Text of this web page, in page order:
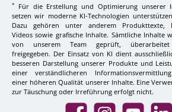
*
Für die Erstellung und Optimierung unserer
setzen wir moderne KI-Technologien
Dazu gehören unter anderem Produkttexte,
Videos sowie grafische Inhalte. Sämtliche Inhalte
von unserem Team geprüft,
freigegeben. Der Einsatz von KI dient
besseren Darstellung unserer Produkte und
einer verständlicheren
einer höheren Qualität unserer Inhalte. Eine
zur Täuschung oder Irreführung erfolgt nicht.